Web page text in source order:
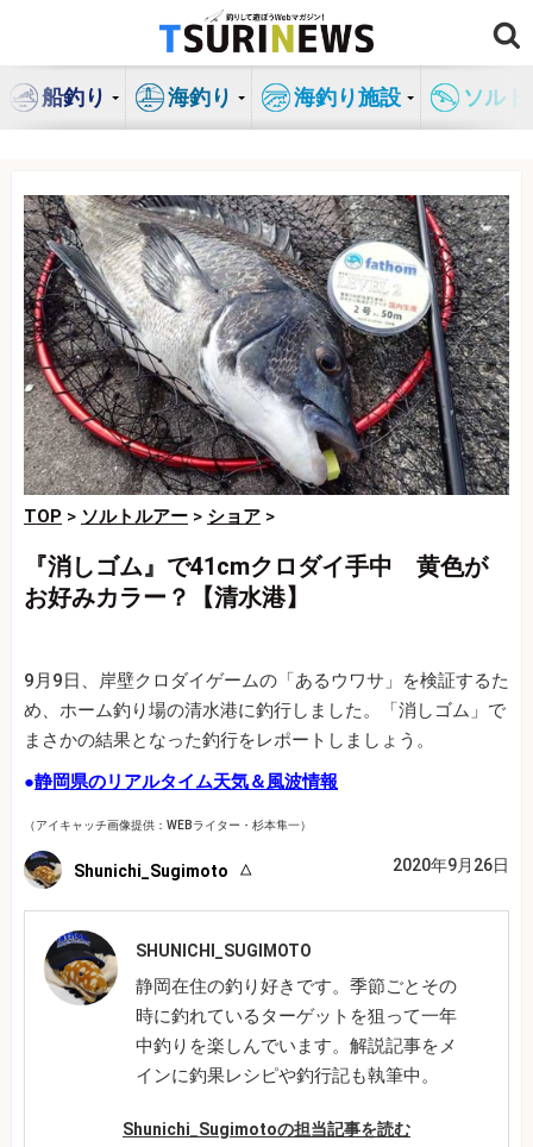
ン
船釣り 海釣り 海釣り施設 ソル
TOP > ソルトルアー > ショア >
『消しゴム』で41cmクロダイ手中 黄色が
お好みカラー？【清水港】
9月9日、岸壁クロダイゲームの「あるウワサ」を検証するた
め、ホーム釣り場の清水港に釣行しました。「消しゴム」で
まさかの結果となった釣行をレポートしましょう。
●静岡県のリアルタイム天気＆風波情報
（アイキャッチ画像提供：WEBライター・杉本隼一）
Shunichi_Sugimoto 2020年9月26日
SHUNICHI_SUGIMOTO
静岡在住の釣り好きです。季節ごとその
時に釣れているターゲットを狙って一年
中釣りを楽しんでいます。解説記事をメ
インに釣果レシピや釣行記も執筆中。
Shunichi_Sugimotoの担当記事を読む